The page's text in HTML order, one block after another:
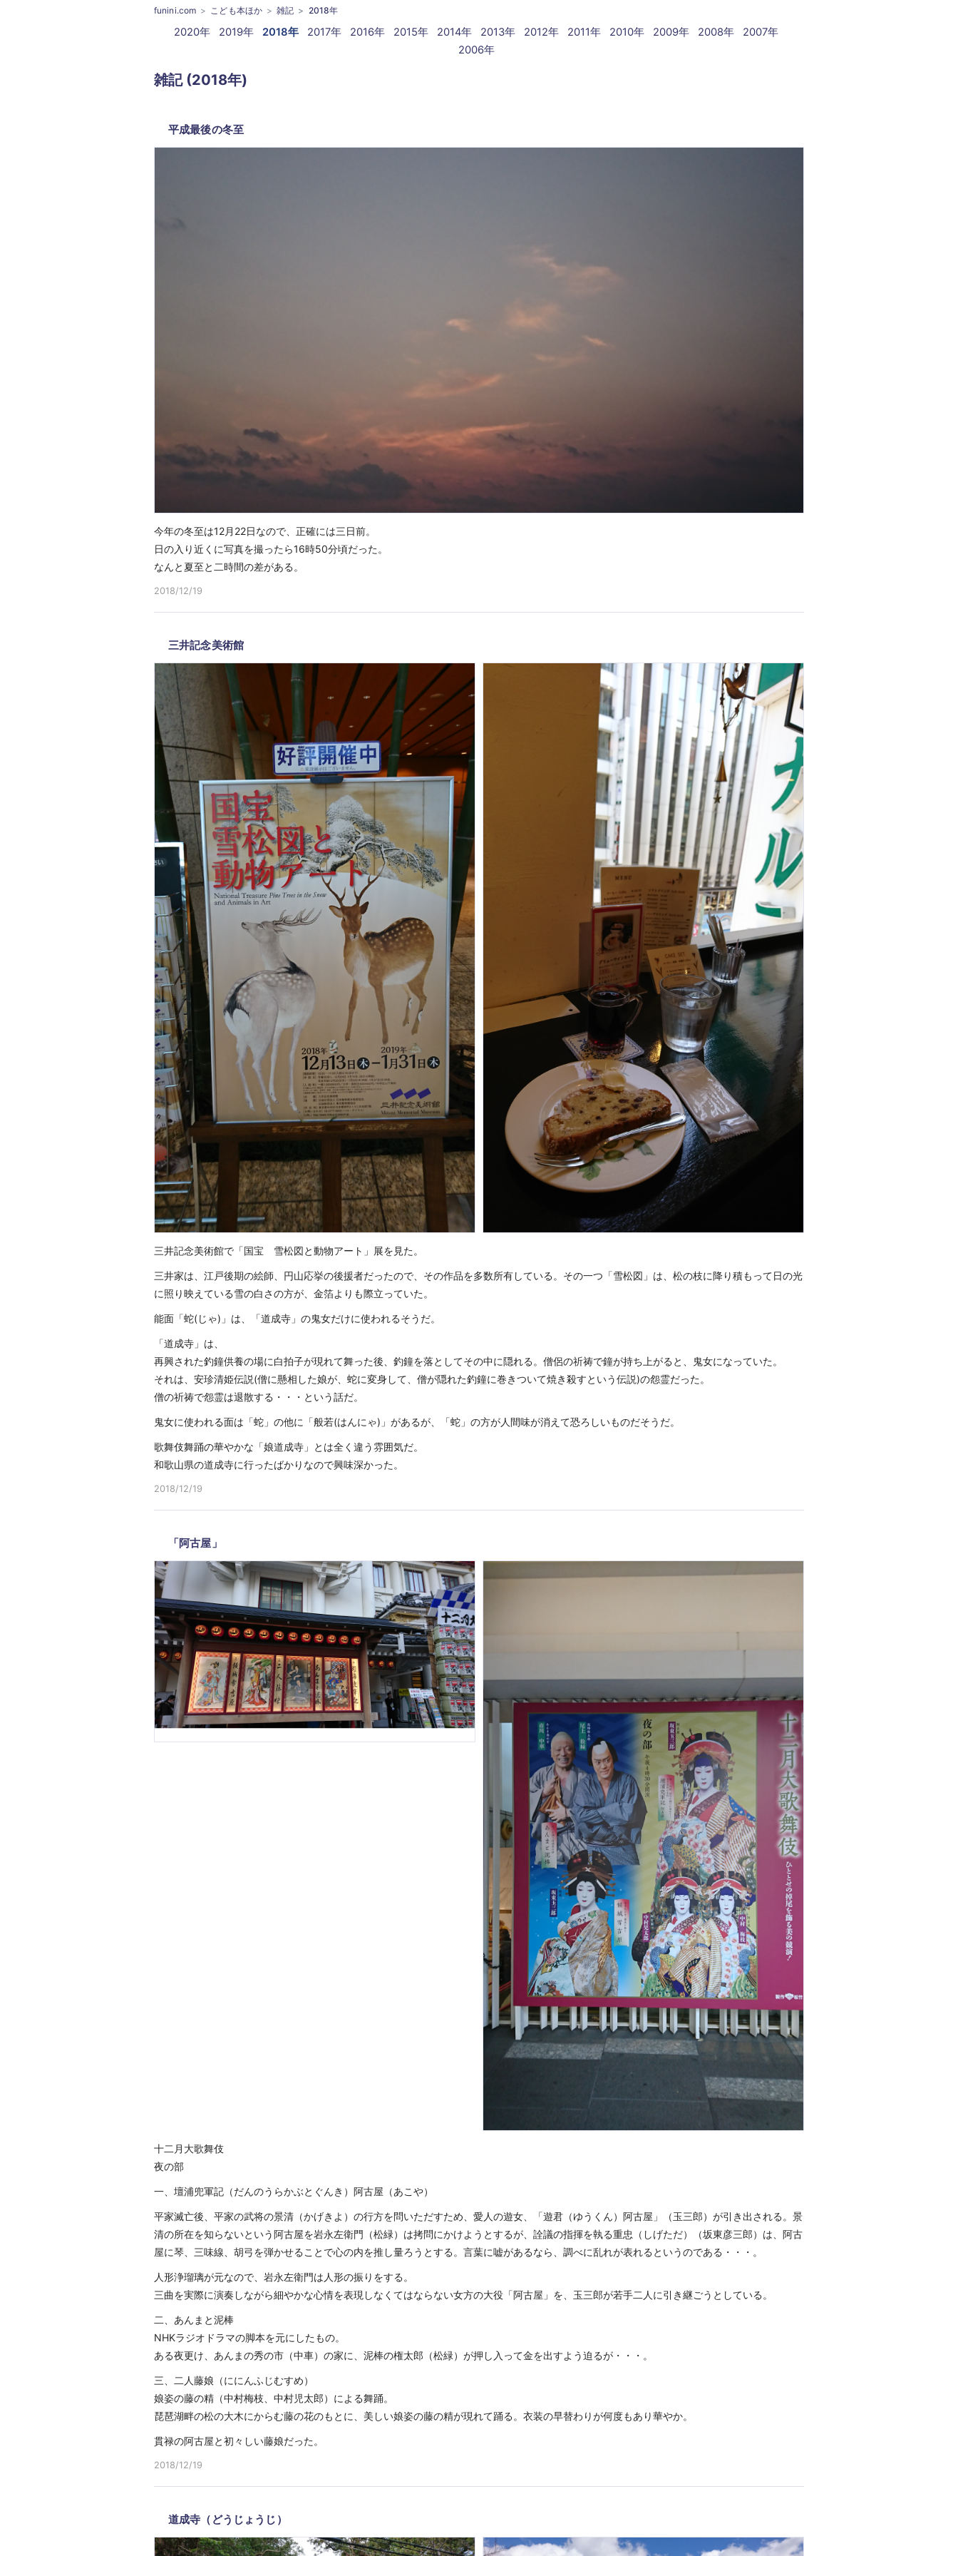
funini.com こども本ほか 雑記 2018年
2020年 2019年 2018年 2017年 2016年 2015年 2014年 2013年 2012年 2011年 2010年 2009年 2008年
2007年
2006年
雑記 (2018年)
平成最後の冬至
今年の冬至は12月22日なので、正確には三日前。
日の入り近くに写真を撮ったら16時50分頃だった。
なんと夏至と二時間の差がある。
2018/12/19
三井記念美術館
三井記念美術館で「国宝 雪松図と動物アート」展を見た。
三井家は、江戸後期の絵師、円山応挙の後援者だったので、その作品を多数所有している。その一つ「雪松図」は、松の枝に降り積もって日の光
に照り映えている雪の白さの方が、金箔よりも際立っていた。
能面「蛇(じゃ)」は、「道成寺」の鬼女だけに使われるそうだ。
「道成寺」は、
再興された釣鐘供養の場に白拍子が現れて舞った後、釣鐘を落としてその中に隠れる。僧侶の祈祷で鐘が持ち上がると、鬼女になっていた。
それは、安珍清姫伝説(僧に懸相した娘が、蛇に変身して、僧が隠れた釣鐘に巻きついて焼き殺すという伝説)の怨霊だった。
僧の祈祷で怨霊は退散する・・・という話だ。
鬼女に使われる面は「蛇」の他に「般若(はんにゃ)」があるが、「蛇」の方が人間味が消えて恐ろしいものだそうだ。
歌舞伎舞踊の華やかな「娘道成寺」とは全く違う雰囲気だ。
和歌山県の道成寺に行ったばかりなので興味深かった。
2018/12/19
「阿古屋」
十二月大歌舞伎
夜の部
一、壇浦兜軍記（だんのうらかぶとぐんき）阿古屋（あこや）
平家滅亡後、平家の武将の景清（かげきよ）の行方を問いただすため、愛人の遊女、「遊君（ゆうくん）阿古屋」（玉三郎）が引き出される。景
清の所在を知らないという阿古屋を岩永左衛門（松緑）は拷問にかけようとするが、詮議の指揮を執る重忠（しげただ）（坂東彦三郎）は、阿古
屋に琴、三味線、胡弓を弾かせることで心の内を推し量ろうとする。言葉に嘘があるなら、調べに乱れが表れるというのである・・・。
人形浄瑠璃が元なので、岩永左衛門は人形の振りをする。
三曲を実際に演奏しながら細やかな心情を表現しなくてはならない女方の大役「阿古屋」を、玉三郎が若手二人に引き継ごうとしている。
二、あんまと泥棒
NHKラジオドラマの脚本を元にしたもの。
ある夜更け、あんまの秀の市（中車）の家に、泥棒の権太郎（松緑）が押し入って金を出すよう迫るが・・・。
三、二人藤娘（ににんふじむすめ）
娘姿の藤の精（中村梅枝、中村児太郎）による舞踊。
琵琶湖畔の松の大木にからむ藤の花のもとに、美しい娘姿の藤の精が現れて踊る。衣装の早替わりが何度もあり華やか。
貫禄の阿古屋と初々しい藤娘だった。
2018/12/19
道成寺（どうじょうじ）